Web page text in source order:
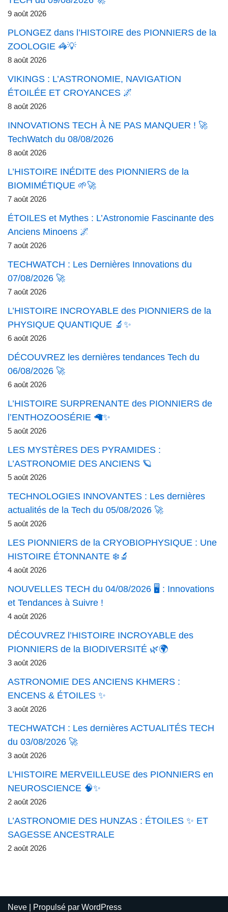
9 août 2026
PLONGEZ dans l’HISTOIRE des PIONNIERS de la
ZOOLOGIE 🦓💡
8 août 2026
VIKINGS : L’ASTRONOMIE, NAVIGATION
ÉTOILÉE ET CROYANCES 🌌
8 août 2026
INNOVATIONS TECH À NE PAS MANQUER ! 🚀
TechWatch du 08/08/2026
8 août 2026
L’HISTOIRE INÉDITE des PIONNIERS de la
BIOMIMÉTIQUE 🌱🚀
7 août 2026
ÉTOILES et Mythes : L’Astronomie Fascinante des
Anciens Minoens 🌌
7 août 2026
TECHWATCH : Les Dernières Innovations du
07/08/2026 🚀
7 août 2026
L’HISTOIRE INCROYABLE des PIONNIERS de la
PHYSIQUE QUANTIQUE 🔬✨
6 août 2026
DÉCOUVREZ les dernières tendances Tech du
06/08/2026 🚀
6 août 2026
L’HISTOIRE SURPRENANTE des PIONNIERS de
l’ENTHOZOOSÉRIE 🦙✨
5 août 2026
LES MYSTÈRES DES PYRAMIDES :
L’ASTRONOMIE DES ANCIENS 🪐
5 août 2026
TECHNOLOGIES INNOVANTES : Les dernières
actualités de la Tech du 05/08/2026 🚀
5 août 2026
LES PIONNIERS de la CRYOBIOPHYSIQUE : Une
HISTOIRE ÉTONNANTE ❄️🔬
4 août 2026
NOUVELLES TECH du 04/08/2026 🖥️ : Innovations
et Tendances à Suivre !
4 août 2026
DÉCOUVREZ l’HISTOIRE INCROYABLE des
PIONNIERS de la BIODIVERSITÉ 🌿🌍
3 août 2026
ASTRONOMIE DES ANCIENS KHMERS :
ENCENS & ÉTOILES ✨
3 août 2026
TECHWATCH : Les dernières ACTUALITÉS TECH
du 03/08/2026 🚀
3 août 2026
L’HISTOIRE MERVEILLEUSE des PIONNIERS en
NEUROSCIENCE 🧠✨
2 août 2026
L’ASTRONOMIE DES HUNZAS : ÉTOILES ✨ ET
SAGESSE ANCESTRALE
2 août 2026
Neve | Propulsé par WordPress